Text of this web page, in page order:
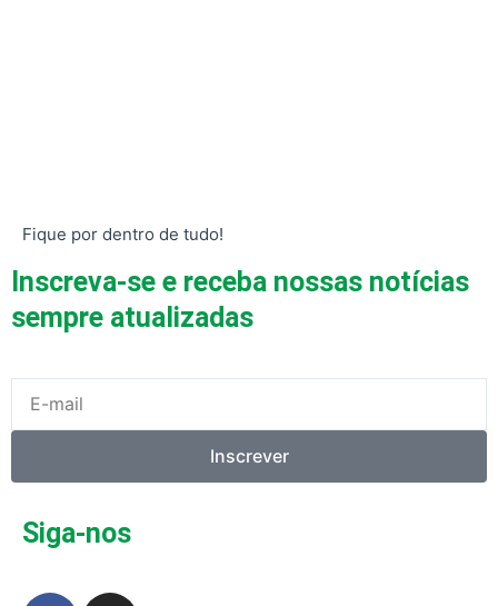
Fique por dentro de tudo!
Inscreva-se e receba nossas notícias
sempre atualizadas
mail
Inscrever
Siga-nos